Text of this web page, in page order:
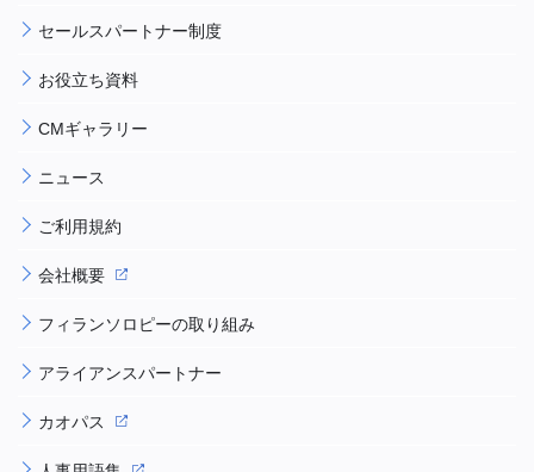
セールスパートナー制度
お役立ち資料
CMギャラリー
ニュース
ご利用規約
会社概要
フィランソロピーの取り組み
アライアンスパートナー
カオパス